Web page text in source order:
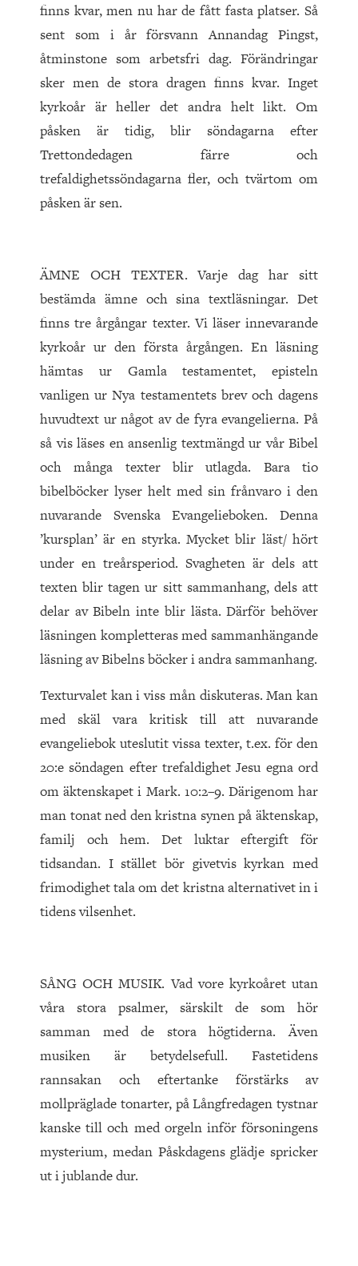
finns kvar, men nu har de fått fasta platser. Så
sent som i år försvann Annandag Pingst,
åtminstone som arbetsfri dag. Förändringar
sker men de stora dragen finns kvar. Inget
kyrkoår är heller det andra helt likt. Om
påsken är tidig, blir söndagarna efter
Trettondedagen färre och
trefaldighetssöndagarna fler, och tvärtom om
påsken är sen.
ÄMNE OCH TEXTER. Varje dag har sitt
bestämda ämne och sina textläsningar. Det
finns tre årgångar texter. Vi läser innevarande
kyrkoår ur den första årgången. En läsning
hämtas ur Gamla testamentet, episteln
vanligen ur Nya testamentets brev och dagens
huvudtext ur något av de fyra evangelierna. På
så vis läses en ansenlig textmängd ur vår Bibel
och många texter blir utlagda. Bara tio
bibelböcker lyser helt med sin frånvaro i den
nuvarande Svenska Evangelieboken. Denna
’kursplan’ är en styrka. Mycket blir läst/ hört
under en treårsperiod. Svagheten är dels att
texten blir tagen ur sitt sammanhang, dels att
delar av Bibeln inte blir lästa. Därför behöver
läsningen kompletteras med sammanhängande
läsning av Bibelns böcker i andra sammanhang.
Texturvalet kan i viss mån diskuteras. Man kan
med skäl vara kritisk till att nuvarande
evangeliebok uteslutit vissa texter, t.ex. för den
20:e söndagen efter trefaldighet Jesu egna ord
om äktenskapet i Mark. 10:2–9. Därigenom har
man tonat ned den kristna synen på äktenskap,
familj och hem. Det luktar eftergift för
tidsandan. I stället bör givetvis kyrkan med
frimodighet tala om det kristna alternativet in i
tidens vilsenhet.
SÅNG OCH MUSIK. Vad vore kyrkoåret utan
våra stora psalmer, särskilt de som hör
samman med de stora högtiderna. Även
musiken är betydelsefull. Fastetidens
rannsakan och eftertanke förstärks av
mollpräglade tonarter, på Långfredagen tystnar
kanske till och med orgeln inför försoningens
mysterium, medan Påskdagens glädje spricker
ut i jublande dur.